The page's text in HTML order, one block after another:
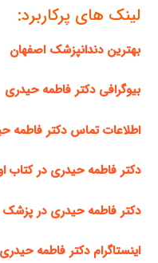
لینک های پرکاربرد:
بهترین دندانپزشک اصفهان
بیوگرافی دکتر فاطمه حیدری
اطلاعات تماس دکتر فاطمه
دکتر فاطمه حیدری در کتاب
دکتر فاطمه حیدری در
اینستاگرام دکتر فاطمه حیدری